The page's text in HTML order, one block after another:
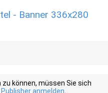
- Banner 336x280
können, müssen Sie sich
anmelden